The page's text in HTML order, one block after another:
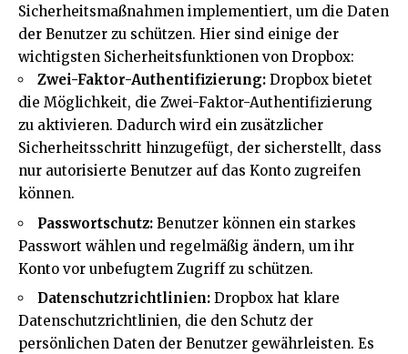
Sicherheitsmaßnahmen implementiert, um die Daten
der Benutzer zu schützen. Hier sind einige der
wichtigsten Sicherheitsfunktionen von Dropbox:
Zwei-Faktor-Authentifizierung: Dropbox bietet
die Möglichkeit, die Zwei-Faktor-Authentifizierung
zu aktivieren. Dadurch wird ein zusätzlicher
Sicherheitsschritt hinzugefügt, der sicherstellt, dass
nur autorisierte Benutzer auf das Konto zugreifen
können.
Passwortschutz: Benutzer können ein starkes
Passwort wählen und regelmäßig ändern, um ihr
Konto vor unbefugtem Zugriff zu schützen.
Datenschutzrichtlinien: Dropbox hat klare
Datenschutzrichtlinien, die den Schutz der
persönlichen Daten der Benutzer gewährleisten. Es